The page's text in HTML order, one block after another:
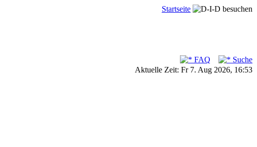
Startseite
FAQ
Suche
Aktuelle Zeit: Fr 7. Aug 2026, 16:53